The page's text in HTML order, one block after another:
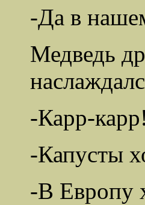
-Да в
Медведь
-Карр-
-Капусты
-В Европу